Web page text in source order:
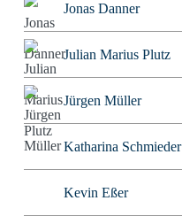
Jonas Danner
Julian Marius Plutz
Jürgen Müller
Katharina Schmieder
Kevin Eßer